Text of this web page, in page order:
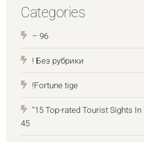
Categories
– 96
! Без рубрики
!Fortune tige
"15 Top-rated Tourist Sights
45